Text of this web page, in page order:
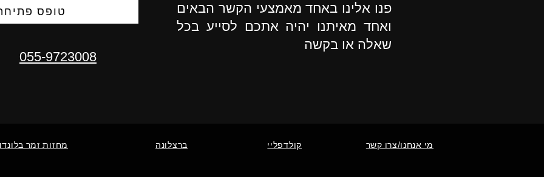
טופס
055-9723008
פנו אלינו באחד מאמצעי הקשר הבאים
ואחד מאיתנו יהיה אתכם לסייע בכל
שאלה או בקשה
מחזות זמר ברצלונה קולדפליי מי אנחנו/צרו קשר